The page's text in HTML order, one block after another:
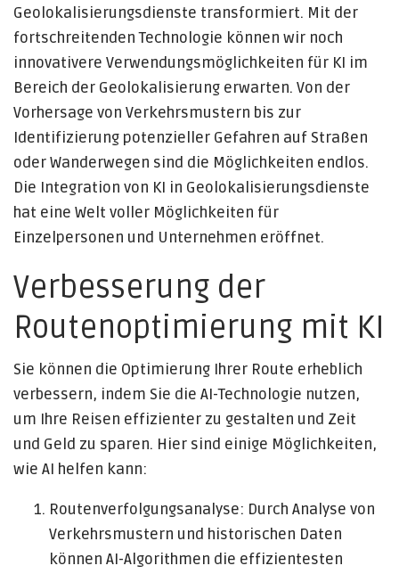
Geolokalisierungsdienste transformiert. Mit der
fortschreitenden Technologie können wir noch
innovativere Verwendungsmöglichkeiten für KI im
Bereich der Geolokalisierung erwarten. Von der
Vorhersage von Verkehrsmustern bis zur
Identifizierung potenzieller Gefahren auf Straßen
oder Wanderwegen sind die Möglichkeiten endlos.
Die Integration von KI in Geolokalisierungsdienste
hat eine Welt voller Möglichkeiten für
Einzelpersonen und Unternehmen eröffnet.
Verbesserung der
Routenoptimierung mit KI
Sie können die Optimierung Ihrer Route erheblich
verbessern, indem Sie die AI-Technologie nutzen,
um Ihre Reisen effizienter zu gestalten und Zeit
und Geld zu sparen. Hier sind einige Möglichkeiten,
wie AI helfen kann:
Routenverfolgungsanalyse: Durch Analyse von
Verkehrsmustern und historischen Daten
können AI-Algorithmen die effizientesten